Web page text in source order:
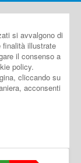
si avvalgono di
finalità illustrate
il consenso a
policy.
cliccando su
acconsenti